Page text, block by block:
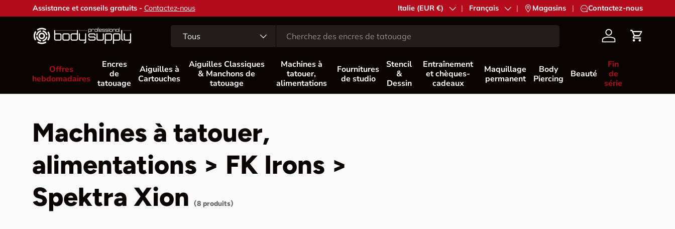
Aller au contenu
Assistance et conseils gratuits - Contactez-nous Pays
Italie (EUR €) LangueFrançais | Magasins | Contactez-nous
Tous ComptePanier
Offres
hebdomadaires
Encres
de
tatouage
Aiguilles à
Cartouches
Aiguilles Classiques
& Manchons de
tatouage
Machines à
tatouer,
alimentations
Fournitures
de studio
Stencil
&
Dessin
Entraînement
et chèques-
cadeaux
Maquillage
permanent
Body
Piercing
Beauté
Fin
de
série
Machines à tatouer,
alimentations > FK Irons >
Spektra Xion
(8 produits)